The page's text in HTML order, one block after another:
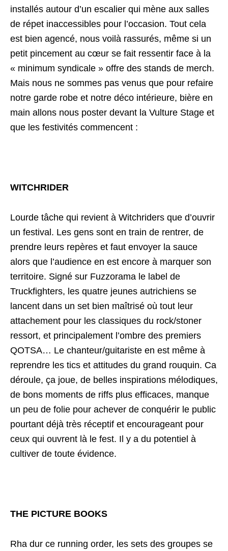
installés autour d’un escalier qui mène aux salles
de répet inaccessibles pour l’occasion. Tout cela
est bien agencé, nous voilà rassurés, même si un
petit pincement au cœur se fait ressentir face à la
« minimum syndicale » offre des stands de merch.
Mais nous ne sommes pas venus que pour refaire
notre garde robe et notre déco intérieure, bière en
main allons nous poster devant la Vulture Stage et
que les festivités commencent :
WITCHRIDER
Lourde tâche qui revient à Witchriders que d’ouvrir
un festival. Les gens sont en train de rentrer, de
prendre leurs repères et faut envoyer la sauce
alors que l’audience en est encore à marquer son
territoire. Signé sur Fuzzorama le label de
Truckfighters, les quatre jeunes autrichiens se
lancent dans un set bien maîtrisé où tout leur
attachement pour les classiques du rock/stoner
ressort, et principalement l’ombre des premiers
QOTSA… Le chanteur/guitariste en est même à
reprendre les tics et attitudes du grand rouquin. Ca
déroule, ça joue, de belles inspirations mélodiques,
de bons moments de riffs plus efficaces, manque
un peu de folie pour achever de conquérir le public
pourtant déjà très réceptif et encourageant pour
ceux qui ouvrent là le fest. Il y a du potentiel à
cultiver de toute évidence.
THE PICTURE BOOKS
Rha dur ce running order, les sets des groupes se